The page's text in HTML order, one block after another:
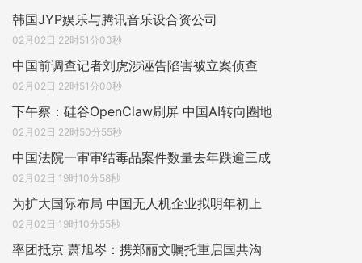
韩国JYP娱乐与腾讯音乐设合资公司
02月02日 22时51分03秒
中国前调查记者刘虎涉诬告陷害被立案侦查
02月02日 22时51分00秒
下午察：硅谷OpenClaw刷屏 中国AI转向圈地
02月02日 22时50分55秒
中国法院一审审结毒品案件数量去年跌逾三成
02月02日 19时10分58秒
为扩大国际布局 中国无人机企业拟明年初上
02月02日 19时10分55秒
率团抵京 萧旭岑：携郑丽文嘱托重启国共沟